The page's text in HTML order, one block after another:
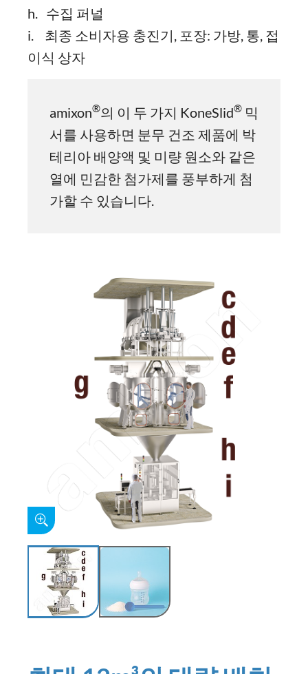
h. 수집 퍼널
i. 최종 소비자용 충진기, 포장: 가방, 통, 접
이식 상자
amixon®의 이 두 가지 KoneSlid® 믹
서를 사용하면 분무 건조 제품에 박
테리아 배양액 및 미량 원소와 같은
열에 민감한 첨가제를 풍부하게 첨
가할 수 있습니다.